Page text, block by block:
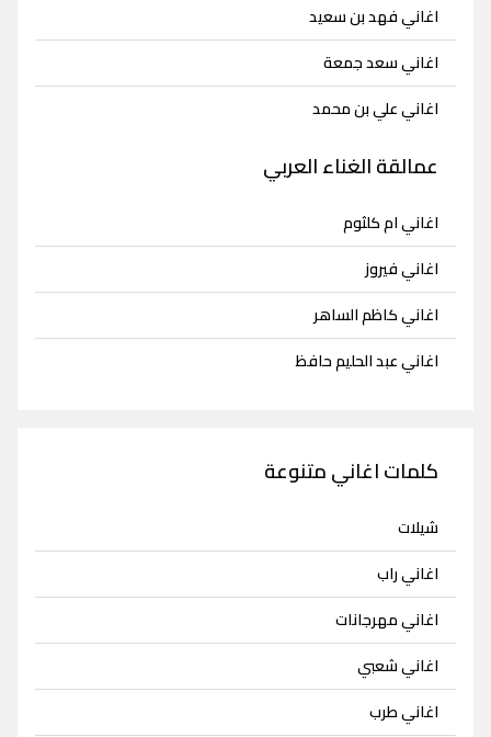
اغاني فهد بن سعيد
اغاني سعد جمعة
اغاني علي بن محمد
عمالقة الغناء العربي
اغاني ام كلثوم
اغاني فيروز
اغاني كاظم الساهر
اغاني عبد الحليم حافظ
كلمات اغاني متنوعة
شيلات
اغاني راب
اغاني مهرجانات
اغاني شعبي
اغاني طرب